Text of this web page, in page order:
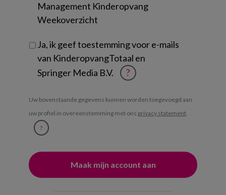
Management Kinderopvang
Weekoverzicht
Ja, ik geef toestemming voor e-mails
van KinderopvangTotaal en
Springer Media B.V.
?
Uw bovenstaande gegevens kunnen worden toegevoegd aan
uw profiel in overeenstemming met ons privacy statement.
?